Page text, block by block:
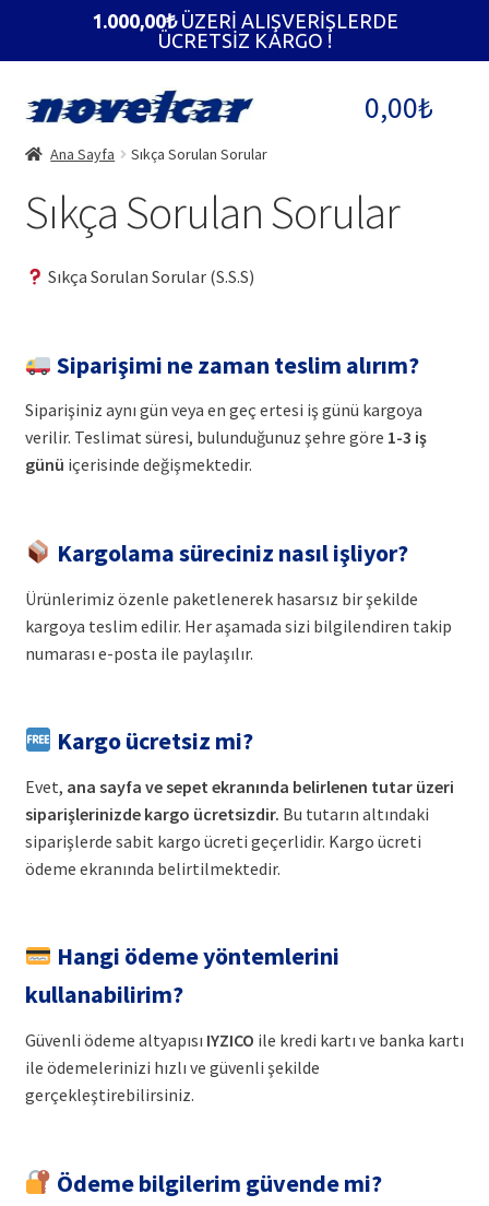
geç
geç
0,00₺
Ana Sayfa Sıkça Sorulan Sorular
Sıkça Sorulan Sorular
Sıkça Sorulan Sorular (S.S.S)
Siparişimi ne zaman teslim alırım?
Siparişiniz aynı gün veya en geç ertesi iş günü kargoya
verilir. Teslimat süresi, bulunduğunuz şehre göre 1-3 iş
günü içerisinde değişmektedir.
Kargolama süreciniz nasıl işliyor?
Ürünlerimiz özenle paketlenerek hasarsız bir şekilde
kargoya teslim edilir. Her aşamada sizi bilgilendiren takip
numarası e-posta ile paylaşılır.
Kargo ücretsiz mi?
Evet, ana sayfa ve sepet ekranında belirlenen tutar üzeri
siparişlerinizde kargo ücretsizdir. Bu tutarın altındaki
siparişlerde sabit kargo ücreti geçerlidir. Kargo ücreti
ödeme ekranında belirtilmektedir.
Hangi ödeme yöntemlerini
kullanabilirim?
Güvenli ödeme altyapısı IYZICO ile kredi kartı ve banka kartı
ile ödemelerinizi hızlı ve güvenli şekilde
gerçekleştirebilirsiniz.
Ödeme bilgilerim güvende mi?
1.000,00₺ÜZERİ ALIŞVERİŞLERDE
ÜCRETSİZ KARGO !